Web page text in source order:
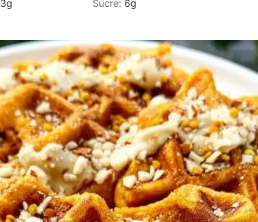
3g Sucre: 6g